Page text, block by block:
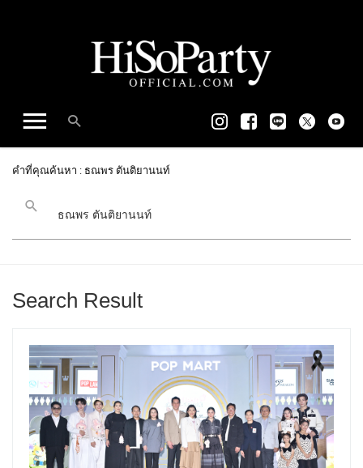
คำที่คุณค้นหา : ธณพร ตันติยานนท์
Search Result